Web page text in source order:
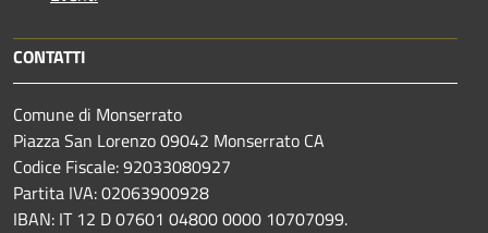
CONTATTI
Comune di Monserrato
Piazza San Lorenzo 09042 Monserrato CA
Codice Fiscale: 92033080927
Partita IVA: 02063900928
IBAN: IT 12 D 07601 04800 0000 10707099.